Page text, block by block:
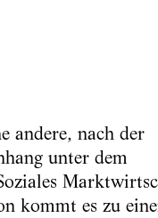
andere, nach der
unter dem
kommt es zu